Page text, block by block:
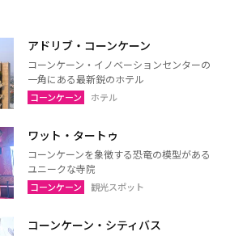
アドリブ・コーンケーン
コーンケーン・イノベーションセンターの
一角にある最新鋭のホテル
コーンケーン ホテル
ワット・タートゥ
コーンケーンを象徴する恐竜の模型がある
ユニークな寺院
コーンケーン 観光スポット
コーンケーン・シティバス